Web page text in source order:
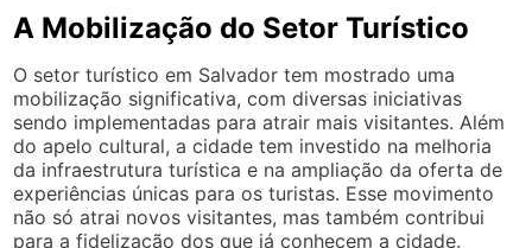
A Mobilização do Setor Turístico
O setor turístico em Salvador tem mostrado uma
mobilização significativa, com diversas iniciativas
sendo implementadas para atrair mais visitantes. Além
do apelo cultural, a cidade tem investido na melhoria
da infraestrutura turística e na ampliação da oferta de
experiências únicas para os turistas. Esse movimento
não só atrai novos visitantes, mas também contribui
para a fidelização dos que já conhecem a cidade.